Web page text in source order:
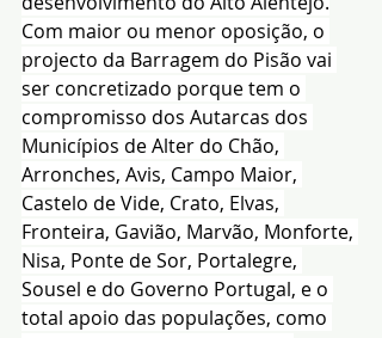
Com maior ou menor oposição, o
projecto da Barragem do Pisão vai
ser concretizado porque tem o
compromisso dos Autarcas dos
Municípios de Alter do Chão,
Arronches, Avis, Campo Maior,
Castelo de Vide, Crato, Elvas,
Fronteira, Gavião, Marvão, Monforte,
Nisa, Ponte de Sor, Portalegre,
Sousel e do Governo Portugal, e o
total apoio das populações, como